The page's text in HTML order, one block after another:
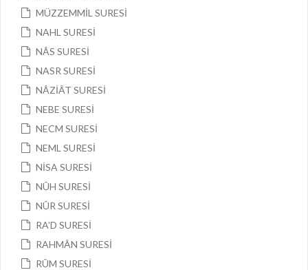
MÜZZEMMİL SURESİ
NAHL SURESİ
NÂS SURESİ
NASR SURESİ
NÂZİÂT SURESİ
NEBE SURESİ
NECM SURESİ
NEML SURESİ
NİSA SURESİ
NÛH SURESİ
NÛR SURESİ
RA’D SURESİ
RAHMÂN SURESİ
RÛM SURESİ